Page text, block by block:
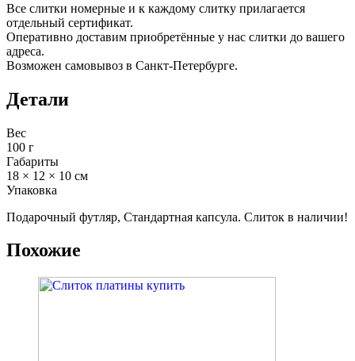
Все слитки номерные и к каждому слитку прилагается
отдельный сертификат.
Оперативно доставим приобретённые у нас слитки до вашего
адреса.
Возможен самовывоз в Санкт-Петербурге.
Детали
Вес
100 г
Габариты
18 × 12 × 10 см
Упаковка
Подарочный футляр, Стандартная капсула. Слиток в наличии!
Похожие